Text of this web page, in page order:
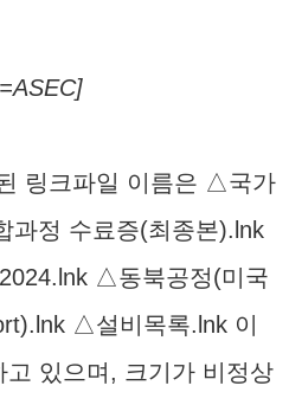
링크파일 이름은 △국가
과정 수료증(최종본).lnk
△동북공정(미국
△설비목록.lnk 이
있으며, 크기가 비정상